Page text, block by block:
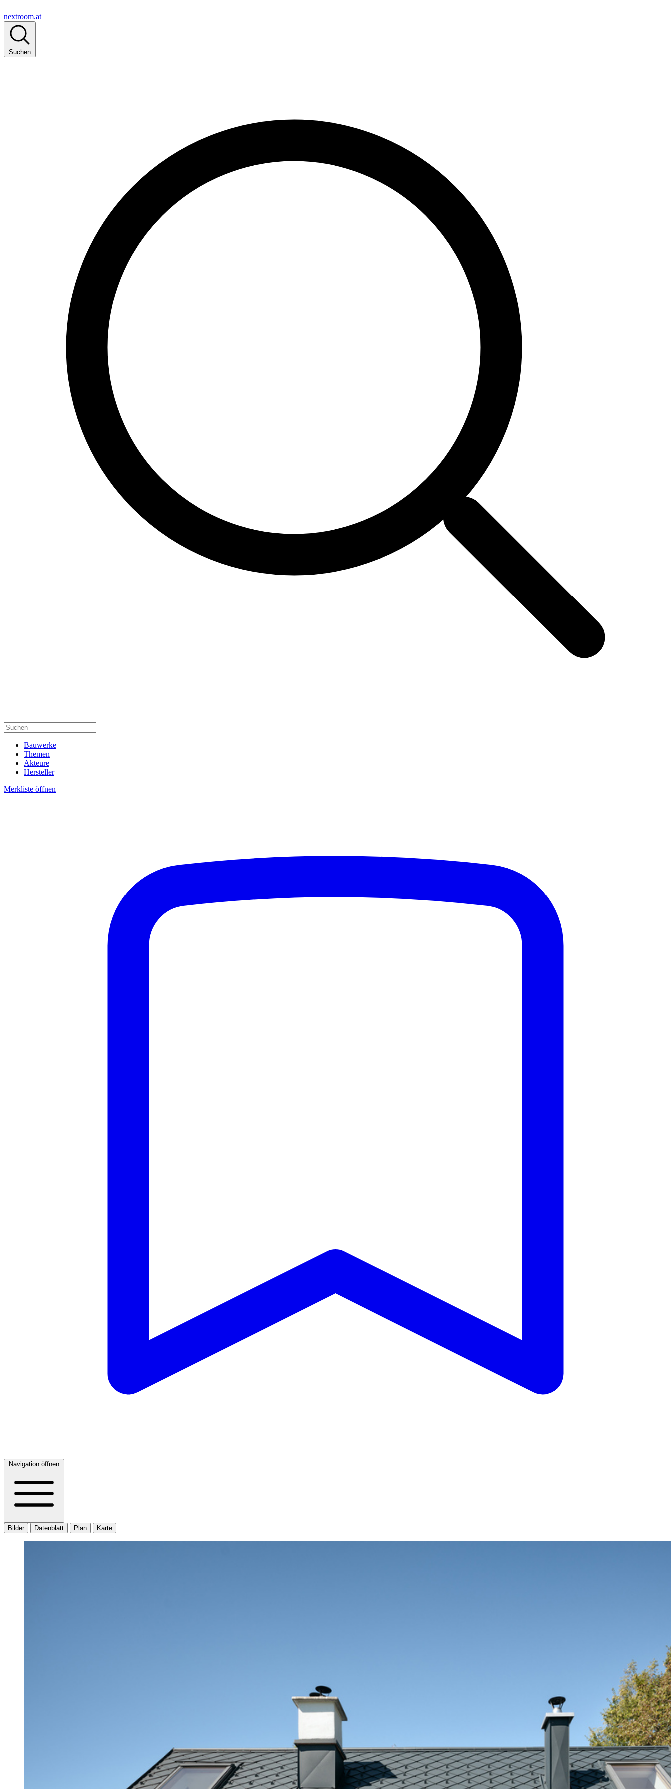
nextroom.at
Suchen
Bauwerke
Themen
Akteure
Hersteller
Merkliste öffnen
Navigation öffnen
Bilder Datenblatt Plan Karte